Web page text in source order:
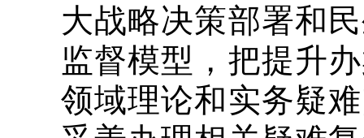
大战略决策部署和
监督模型，把提升
领域理论和实务疑